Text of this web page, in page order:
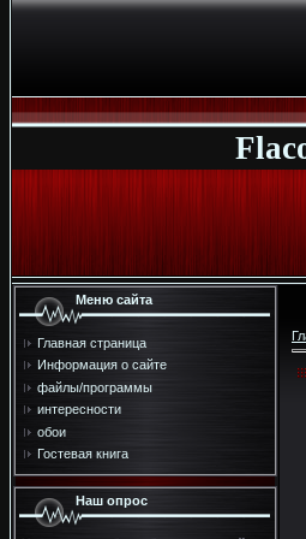
Меню сайта
Главная страница
Информация о сайте
файлы/программы
интересности
обои
Гостевая книга
Наш опрос